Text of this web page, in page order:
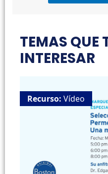
TEMAS QUE
INTERESAR
Recurso: Vídeo